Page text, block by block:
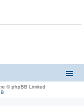
© phpBB Limited